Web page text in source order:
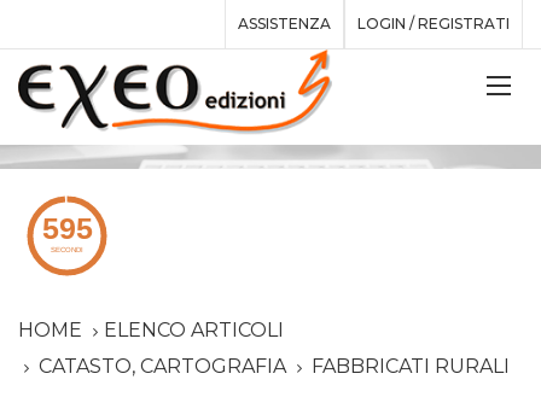
ASSISTENZA LOGIN / REGISTRATI
HOME
ELENCO ARTICOLI
CATASTO, CARTOGRAFIA
FABBRICATI RURALI